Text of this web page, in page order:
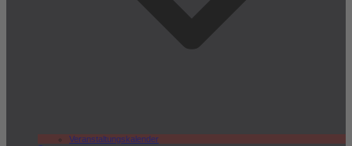
Veranstaltungskalender